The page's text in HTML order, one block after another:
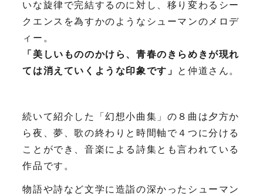
いな旋律で完結するのに対し、移り変わるシー
クエンスを為すかのようなシューマンのメロデ
ィー。
「美しいもののかけら、青春のきらめきが現れ
ては消えていくような印象です」 と仲道さん。
続いて紹介した「幻想小曲集」の８曲は夕方か
ら夜、夢、歌の終わりと時間軸で４つに分ける
ことができ、音楽による詩集とも言われている
作品です。
物語や詩など文学に造詣の深かったシューマン